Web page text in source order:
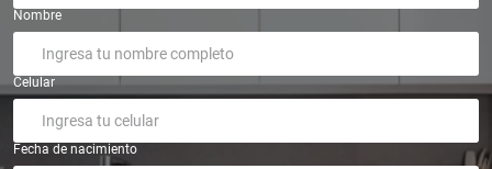
Nombre
Celular
Fecha de nacimiento